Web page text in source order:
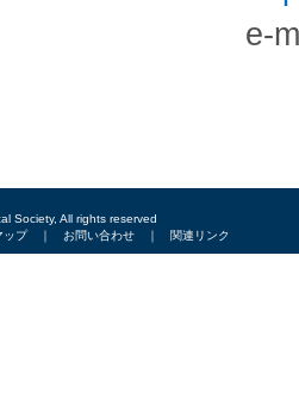
e-
Society, All rights reserved
ップ｜ お問い合わせ ｜ 関連リンク